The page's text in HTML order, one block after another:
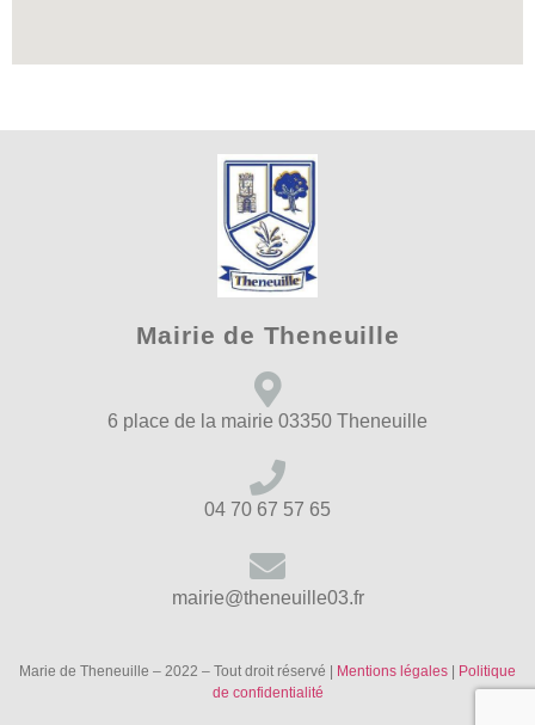
Mairie de Theneuille
6 place de la mairie 03350 Theneuille
04 70 67 57 65
mairie@theneuille03.fr
Marie de Theneuille – 2022 – Tout droit réservé | Mentions légales | Politique
de confidentialité